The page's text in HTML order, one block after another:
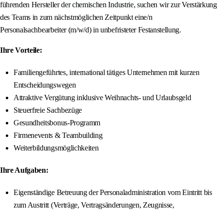
führenden Hersteller der chemischen Industrie, suchen wir zur Verstärkung
des Teams in zum nächstmöglichen Zeitpunkt eine/n
Personalsachbearbeiter (m/w/d) in unbefristeter Festanstellung.
Ihre Vorteile:
Familiengeführtes, international tätiges Unternehmen mit kurzen
Entscheidungswegen
Attraktive Vergütung inklusive Weihnachts- und Urlaubsgeld
Steuerfreie Sachbezüge
Gesundheitsbonus-Programm
Firmenevents & Teambuilding
Weiterbildungsmöglichkeiten
Ihre Aufgaben:
Eigenständige Betreuung der Personaladministration vom Eintritt bis
zum Austritt (Verträge, Vertragsänderungen, Zeugnisse,